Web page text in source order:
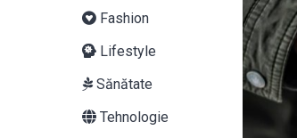
Fashion
Lifestyle
Sănătate
Tehnologie